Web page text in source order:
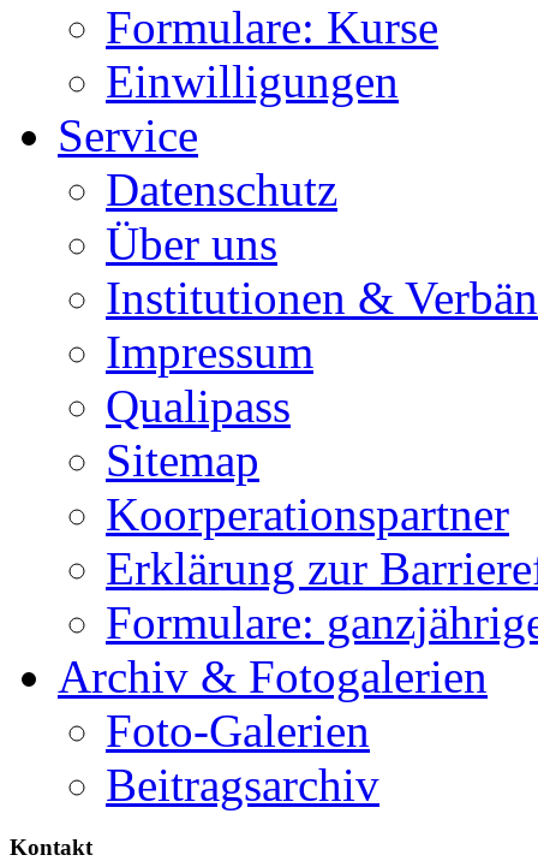
Formulare: Kurse
Einwilligungen
Service
Datenschutz
Über uns
Institutionen &
Impressum
Qualipass
Sitemap
Koorperationspartner
Erklärung zur
Formulare:
Archiv & Fotogalerien
Foto-Galerien
Beitragsarchiv
Kontakt